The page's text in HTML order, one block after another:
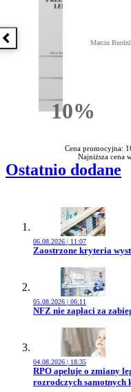
Poprzednia książka
10%Rabatu
Marcin
Cena promocyjna:
Najniższa cena
Ostatnio dodane
06.08.2026 | 11:07
Przejdź do artykułu:
Zaostrzone kryteria
05.08.2026 | 06:11
Przejdź do artykułu:
NFZ nie zapłaci za
04.08.2026 | 18:35
Przejdź do artykułu:
RPO apeluje o zmiany
rozrodczych samotnych